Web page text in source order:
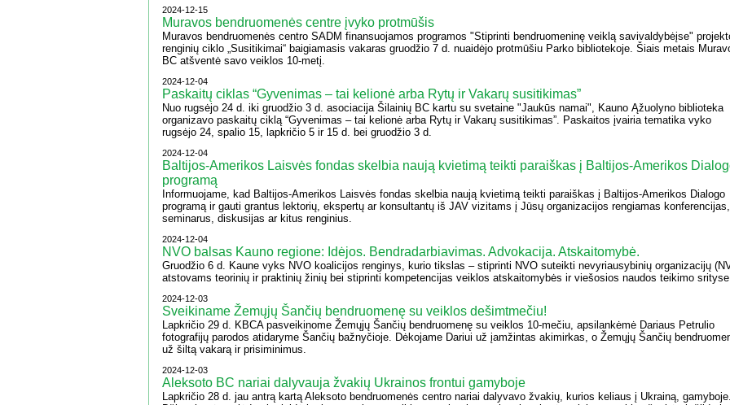
2024-12-15
Muravos bendruomenės centre įvyko protmūšis
Muravos bendruomenės centro SADM finansuojamos programos "Stiprinti bendruomeninę veiklą savivaldybėįse"
renginių ciklo „Susitikimai“ baigiamasis vakaras gruodžio 7 d. nuaidėjo protmūšiu Parko bibliotekoje. Šiais metais
BC atšventė savo veiklos 10-metį.
2024-12-04
Paskaitų ciklas “Gyvenimas – tai kelionė arba Rytų ir Vakarų susitikimas”
Nuo rugsėjo 24 d. iki gruodžio 3 d. asociacija Šilainių BC kartu su svetaine "Jaukūs namai", Kauno Ąžuolyno biblioteka
organizavo paskaitų ciklą “Gyvenimas – tai kelionė arba Rytų ir Vakarų susitikimas”. Paskaitos įvairia tematika vyko
rugsėjo 24, spalio 15, lapkričio 5 ir 15 d. bei gruodžio 3 d.
2024-12-04
Baltijos-Amerikos Laisvės fondas skelbia naują kvietimą teikti paraiškas į Baltijos-Amerikos
programą
Informuojame, kad Baltijos-Amerikos Laisvės fondas skelbia naują kvietimą teikti paraiškas į Baltijos-Amerikos Dialogo
programą ir gauti grantus lektorių, ekspertų ar konsultantų iš JAV vizitams į Jūsų organizacijos rengiamas konferencijas,
seminarus, diskusijas ar kitus renginius.
2024-12-04
NVO balsas Kauno regione: Idėjos. Bendradarbiavimas. Advokacija. Atskaitomybė.
Gruodžio 6 d. Kaune vyks NVO koalicijos renginys, kurio tikslas – stiprinti NVO suteikti nevyriausybinių organizacijų
atstovams teorinių ir praktinių žinių bei stiprinti kompetencijas veiklos atskaitomybės ir viešosios naudos teikimo
2024-12-03
Sveikiname Žemųjų Šančių bendruomenę su veiklos dešimtmečiu!
Lapkričio 29 d. KBCA pasveikinome Žemųjų Šančių bendruomenę su veiklos 10-mečiu, apsilankėmė Dariaus Petrulio
fotografijų parodos atidaryme Šančių bažnyčioje. Dėkojame Dariui už įamžintas akimirkas, o Žemųjų Šančių
už šiltą vakarą ir prisiminimus.
2024-12-03
Aleksoto BC nariai dalyvauja žvakių Ukrainos frontui gamyboje
Lapkričio 28 d. jau antrą kartą Aleksoto bendruomenės centro nariai dalyvavo žvakių, kurios keliaus į Ukrainą, gamyboje.